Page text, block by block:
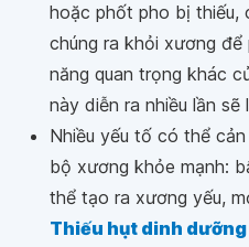
hoặc phốt pho bị thiếu,
chúng ra khỏi xương
năng quan trọng khác
này diễn ra nhiều lần
Nhiều yếu tố có thể
bộ xương khỏe mạnh:
thể tạo ra xương yếu,
Thiếu hụt dinh dưỡng